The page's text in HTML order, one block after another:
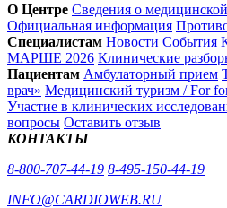
О Центре Сведения о
Официальная информация
Специалистам Новости События
МАРШЕ 2026 Клинические
Пациентам Амбулаторный прием
врач» Медицинский туризм / For
Участие в клинических
вопросы Оставить отзыв
КОНТАКТЫ
8-800-707-44-19 8-495-150-44-19
INFO@CARDIOWEB.RU